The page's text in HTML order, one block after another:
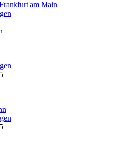
am Main